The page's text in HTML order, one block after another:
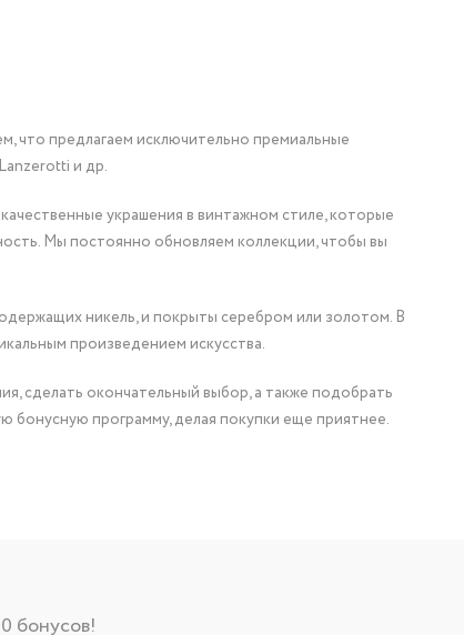
что предлагаем исключительно премиальные
и др.
украшения в винтажном стиле, которые
Мы постоянно обновляем коллекции, чтобы вы
никель, и покрыты серебром или золотом. В
произведением искусства.
сделать окончательный выбор, а также подобрать
программу, делая покупки еще приятнее.
бонусов!